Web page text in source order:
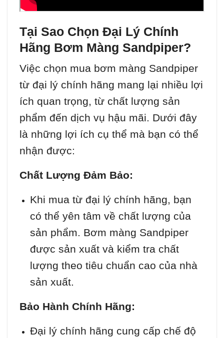
Tại Sao Chọn Đại Lý Chính
Hãng Bơm Màng Sandpiper?
Việc chọn mua bơm màng Sandpiper
từ đại lý chính hãng mang lại nhiều lợi
ích quan trọng, từ chất lượng sản
phẩm đến dịch vụ hậu mãi. Dưới đây
là những lợi ích cụ thể mà bạn có thể
nhận được:
Chất Lượng Đảm Bảo:
Khi mua từ đại lý chính hãng, bạn
có thể yên tâm về chất lượng của
sản phẩm. Bơm màng Sandpiper
được sản xuất và kiểm tra chất
lượng theo tiêu chuẩn cao của nhà
sản xuất.
Bảo Hành Chính Hãng:
Đại lý chính hãng cung cấp chế độ